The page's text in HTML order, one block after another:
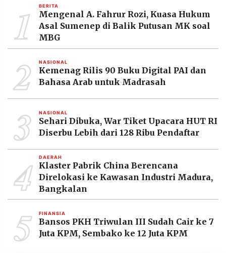
1 BERITA
Mengenal A. Fahrur Rozi, Kuasa Hukum
Asal Sumenep di Balik Putusan MK soal
MBG
2 NASIONAL
Kemenag Rilis 90 Buku Digital PAI dan
Bahasa Arab untuk Madrasah
3 NASIONAL
Sehari Dibuka, War Tiket Upacara HUT RI
Diserbu Lebih dari 128 Ribu Pendaftar
4 DAERAH
Klaster Pabrik China Berencana
Direlokasi ke Kawasan Industri Madura,
Bangkalan
5 FINANSIA
Bansos PKH Triwulan III Sudah Cair ke 7
Juta KPM, Sembako ke 12 Juta KPM